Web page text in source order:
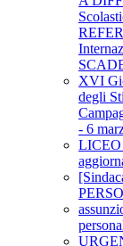
XVI
degli
- 6
LICEO